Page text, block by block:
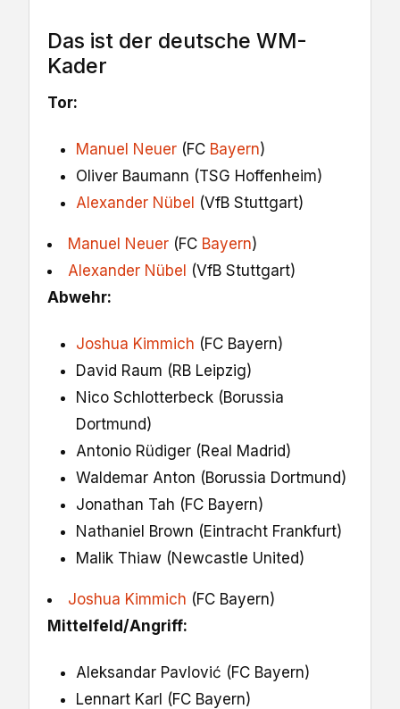
Das ist der deutsche WM-
Kader
Tor:
Manuel Neuer (FC Bayern)
Oliver Baumann (TSG Hoffenheim)
Alexander Nübel (VfB Stuttgart)
Manuel Neuer (FC Bayern)
Alexander Nübel (VfB Stuttgart)
Abwehr:
Joshua Kimmich (FC Bayern)
David Raum (RB Leipzig)
Nico Schlotterbeck (Borussia
Dortmund)
Antonio Rüdiger (Real Madrid)
Waldemar Anton (Borussia Dortmund)
Jonathan Tah (FC Bayern)
Nathaniel Brown (Eintracht Frankfurt)
Malik Thiaw (Newcastle United)
Joshua Kimmich (FC Bayern)
Mittelfeld/Angriff:
Aleksandar Pavlović (FC Bayern)
Lennart Karl (FC Bayern)